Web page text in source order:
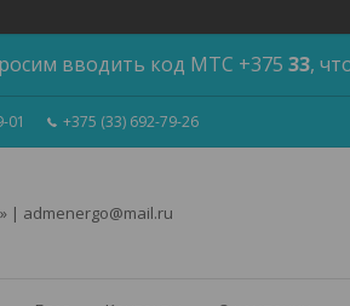
вводить код МТС +375 33,
01 +375 (33) 692-79-26
admenergo@mail.ru